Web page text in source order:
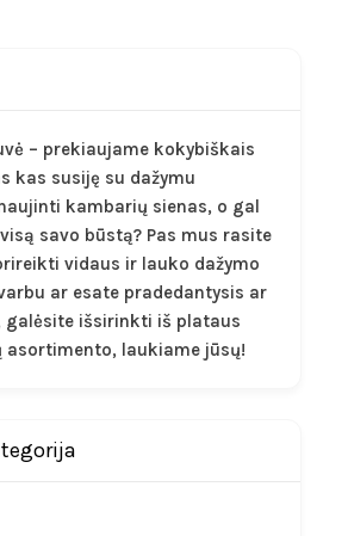
– prekiaujame kokybiškais
kas susiję su dažymu
kambarių sienas, o gal
savo būstą? Pas mus rasite
vidaus ir lauko dažymo
ar esate pradedantysis ar
galėsite išsirinkti iš plataus
asortimento, laukiame jūsų!